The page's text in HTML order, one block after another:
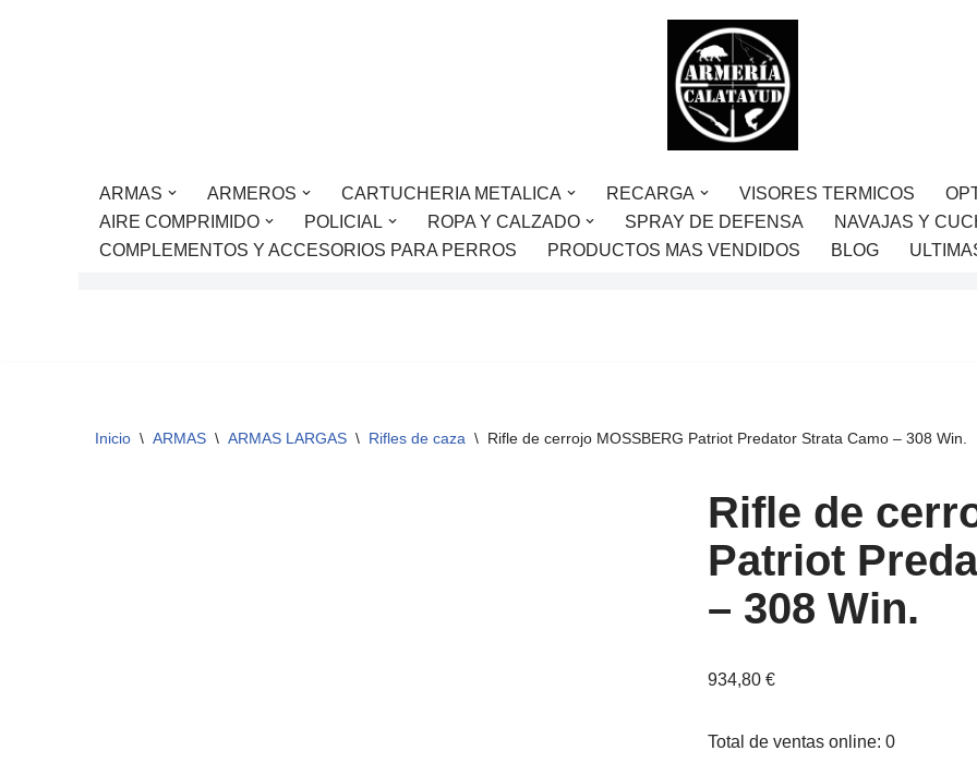
ARMAS ARMEROS CARTUCHERIA METALICA RECARGA VISORES TERMICOS
AIRE COMPRIMIDO
POLICIAL ROPA Y CALZADO SPRAY DE DEFENSA NAVAJAS Y
COMPLEMENTOS Y ACCESORIOS PARA PERROS
PRODUCTOS MAS VENDIDOS BLOG
Inicio \ ARMAS \ ARMAS LARGAS \ Rifles de caza \ Rifle de cerrojo MOSSBERG Patriot Predator Strata Camo – 308 Win.
Rifle de
Patriot
– 308 Win.
934,80 €
Total de ventas online: 0